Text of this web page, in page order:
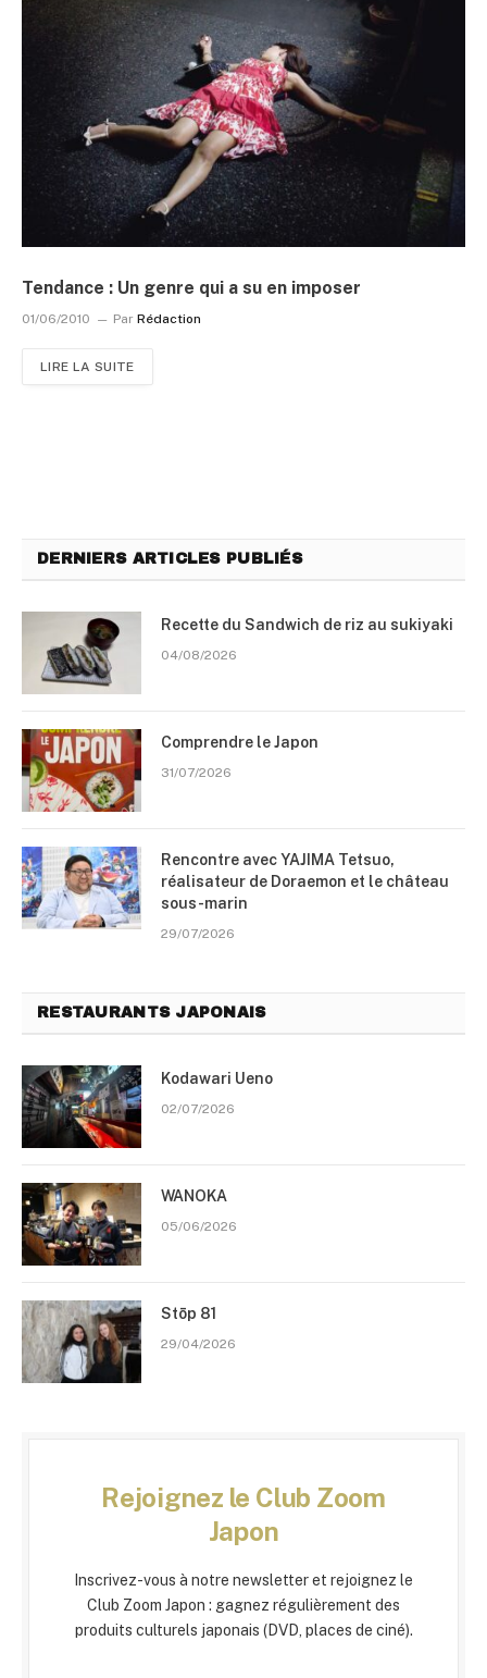
Tendance : Un genre qui a su en imposer
01/06/2010 Par Rédaction
LIRE LA SUITE
DERNIERS ARTICLES PUBLIÉS
Recette du Sandwich de riz au sukiyaki
04/08/2026
Comprendre le Japon
31/07/2026
Rencontre avec YAJIMA Tetsuo,
réalisateur de Doraemon et le château
sous-marin
29/07/2026
RESTAURANTS JAPONAIS
Kodawari Ueno
02/07/2026
WANOKA
05/06/2026
Stōp 81
29/04/2026
Rejoignez le Club Zoom
Japon
Inscrivez-vous à notre newsletter et rejoignez le
Club Zoom Japon : gagnez régulièrement des
produits culturels japonais (DVD, places de ciné).